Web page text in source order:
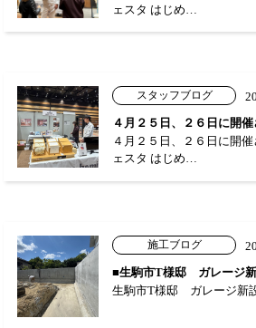
ェスタ はじめ…
スタッフブログ
４月２５日、２６日に開
４月２５日、２６日に開
ェスタ はじめ…
施工ブログ
■生駒市T様邸 ガレージ新
生駒市T様邸 ガレージ新